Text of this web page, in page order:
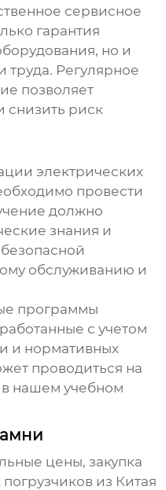
сервисное
гарантия
но и
Регулярное
позволяет
снизить риск
электрических
провести
должно
знания и
обслуживанию и
программы
с учетом
и нормативных
проводиться на
нашем учебном
цены, закупка
из Китая